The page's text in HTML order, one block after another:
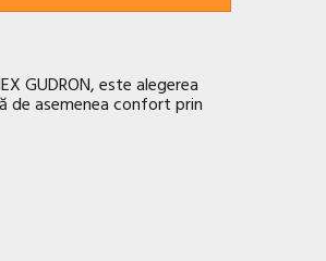
GUDRON, este alegerea
de asemenea confort prin